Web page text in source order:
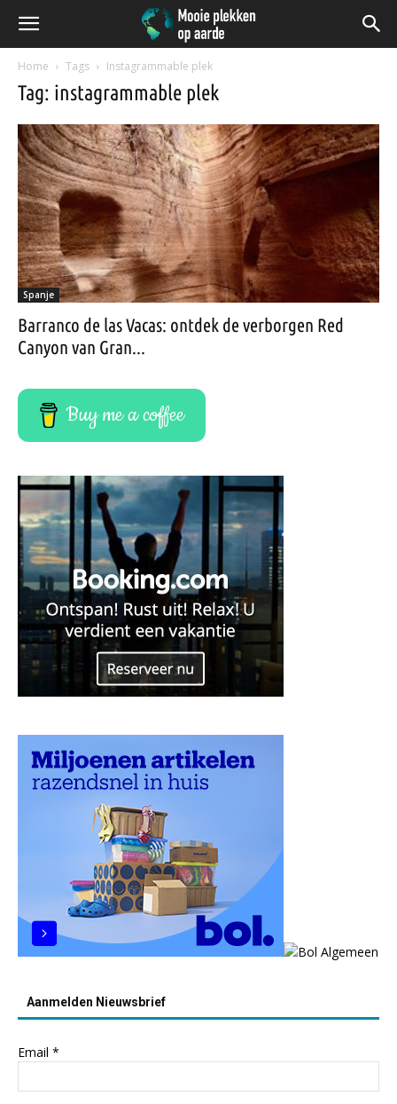
Home Tags Instagrammable plek
Tag: instagrammable plek
Spanje
Barranco de las Vacas: ontdek de verborgen Red
Canyon van Gran...
Buy me a coffee
Aanmelden Nieuwsbrief
Email *